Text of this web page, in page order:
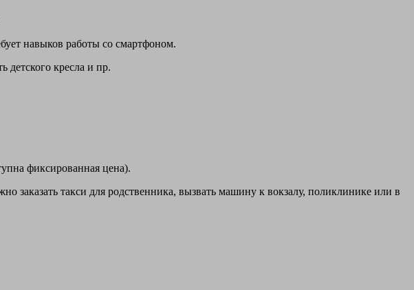
навыков работы со смартфоном.
детского кресла и пр.
фиксированная цена).
заказать такси для родственника, вызвать машину к вокзалу, поликлинике или в